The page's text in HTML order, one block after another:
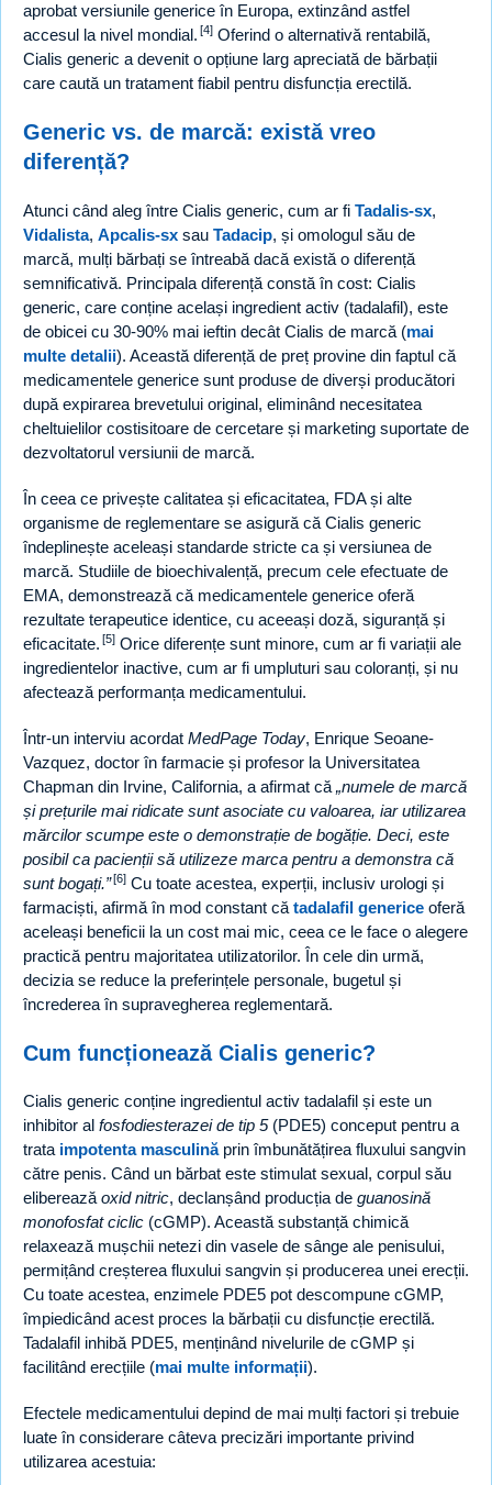
aprobat versiunile generice în Europa, extinzând astfel
accesul la nivel mondial. [4] Oferind o alternativă rentabilă,
Cialis generic a devenit o opțiune larg apreciată de bărbații
care caută un tratament fiabil pentru disfuncția erectilă.
Generic vs. de marcă: există vreo
diferență?
Atunci când aleg între Cialis generic, cum ar fi Tadalis-sx,
Vidalista, Apcalis-sx sau Tadacip, și omologul său de
marcă, mulți bărbați se întreabă dacă există o diferență
semnificativă. Principala diferență constă în cost: Cialis
generic, care conține același ingredient activ (tadalafil), este
de obicei cu 30-90% mai ieftin decât Cialis de marcă (mai
multe detalii). Această diferență de preț provine din faptul că
medicamentele generice sunt produse de diverși producători
după expirarea brevetului original, eliminând necesitatea
cheltuielilor costisitoare de cercetare și marketing suportate de
dezvoltatorul versiunii de marcă.
În ceea ce privește calitatea și eficacitatea, FDA și alte
organisme de reglementare se asigură că Cialis generic
îndeplinește aceleași standarde stricte ca și versiunea de
marcă. Studiile de bioechivalență, precum cele efectuate de
EMA, demonstrează că medicamentele generice oferă
rezultate terapeutice identice, cu aceeași doză, siguranță și
eficacitate. [5] Orice diferențe sunt minore, cum ar fi variații ale
ingredientelor inactive, cum ar fi umpluturi sau coloranți, și nu
afectează performanța medicamentului.
Într-un interviu acordat MedPage Today, Enrique Seoane-
Vazquez, doctor în farmacie și profesor la Universitatea
Chapman din Irvine, California, a afirmat că numele de marcă
și prețurile mai ridicate sunt asociate cu valoarea, iar utilizarea
mărcilor scumpe este o demonstrație de bogăție. Deci, este
posibil ca pacienții să utilizeze marca pentru a demonstra că
sunt bogați.
[6] Cu toate acestea, experții, inclusiv urologi și
farmaciști, afirmă în mod constant că tadalafil generice oferă
aceleași beneficii la un cost mai mic, ceea ce le face o alegere
practică pentru majoritatea utilizatorilor. În cele din urmă,
decizia se reduce la preferințele personale, bugetul și
încrederea în supravegherea reglementară.
Cum funcționează Cialis generic?
Cialis generic conține ingredientul activ tadalafil și este un
inhibitor al fosfodiesterazei de tip 5(PDE5) conceput pentru a
trata impotenta masculinăprin îmbunătățirea fluxului sangvin
către penis. Când un bărbat este stimulat sexual, corpul său
eliberează oxid nitric, declanșând producția de guanosină
monofosfat ciclic (cGMP). Această substanță chimică
relaxează mușchii netezi din vasele de sânge ale penisului,
permițând creșterea fluxului sangvin și producerea unei erecții.
Cu toate acestea, enzimele PDE5 pot descompune cGMP,
împiedicând acest proces la bărbații cu disfuncție erectilă.
Tadalafil inhibă PDE5, menținând nivelurile de cGMP și
facilitând erecțiile (mai multe informații).
Efectele medicamentului depind de mai mulți factori și trebuie
luate în considerare câteva precizări importante privind
utilizarea acestuia: